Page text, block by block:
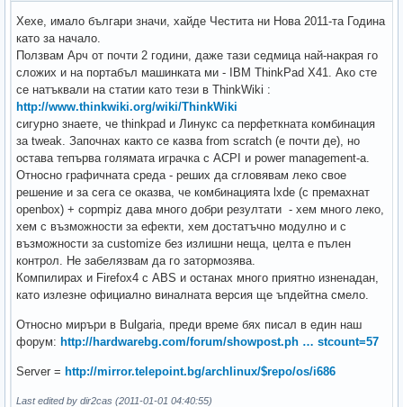
Хехе, ималo българи значи, хайде Честита ни Нова 2011-та Година
като за начало.
Ползвам Арч от почти 2 години, даже тази седмица най-накрая го
сложих и на портабъл машинката ми - IBM ThinkPad X41. Ако сте
се натъквали на статии като тези в ThinkWiki :
http://www.thinkwiki.org/wiki/ThinkWiki
сигурно знаете, че thinkpad и Линукс са перфеткната комбинация
за tweak. Започнах както се казва from scratch (e почти де), но
остава тепърва голямата играчка с ACPI и power management-a.
Относно графичната среда - реших да сгловявам леко свое
решение и за сега се оказва, че комбинацията lxde (с премахнат
openbox) + copmpiz дава много добри резултати - хем много леко,
хем с възможности за ефекти, хем достатъчно модулно и с
възможности за customize без излишни неща, целта е пълен
контрол. Не забелязвам да го затормозява.
Компилирах и Firefox4 с ABS и останах много приятно изненадан,
като излезне официално виналната версия ще ъпдейтна смело.
Относно миръри в Bulgaria, преди време бях писал в един наш
форум: http://hardwarebg.com/forum/showpost.ph … stcount=57
Server = http://mirror.telepoint.bg/archlinux/$repo/os/i686
Last edited by dir2cas (2011-01-01 04:40:55)